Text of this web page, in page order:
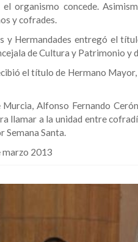
el organismo concede.
y cofrades.
y Hermandades entregó el
de Cultura y Patrimonio y
el título de Hermano
Murcia, Alfonso Fernando
llamar a la unidad entre
Semana Santa.
marzo 2013